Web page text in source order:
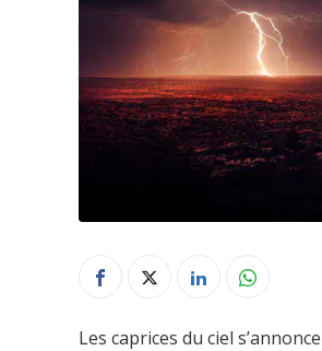
Les caprices du ciel